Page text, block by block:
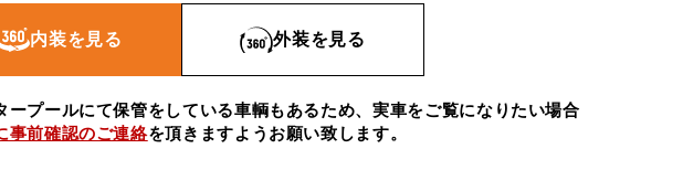
内装を見る 外装を見る
ープールにて保管をしている車輌もあるため、実車をご覧になりたい場合
事前確認のご連絡を頂きますようお願い致します。